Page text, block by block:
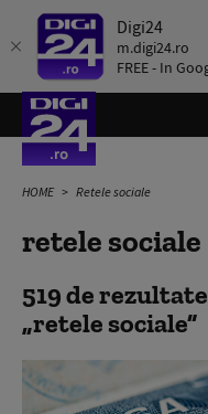
Digi24
m.digi24.ro
FREE - In
HOME Retele sociale
retele sociale
519 de
retele sociale